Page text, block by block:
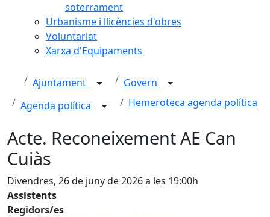
soterrament
Urbanisme i llicències d'obres
Voluntariat
Xarxa d'Equipaments
Ajuntament
Govern
Agenda política
Hemeroteca agenda política
Acte. Reconeixement AE Can
Cuiàs
Divendres, 26 de juny de 2026 a les 19:00h
Assistents
Regidors/es